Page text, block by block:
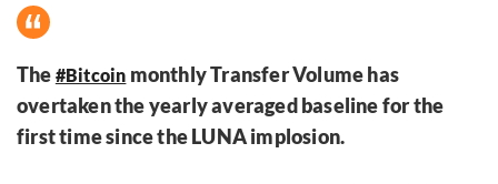
The #Bitcoin monthly Transfer Volume has
overtaken the yearly averaged baseline for the
first time since the LUNA implosion.